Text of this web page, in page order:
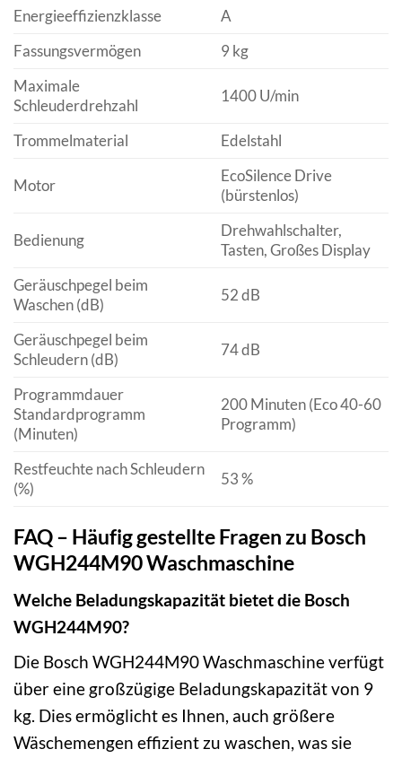
Energieeffizienzklasse
A
Fassungsvermögen
9 kg
Maximale
Schleuderdrehzahl
1400 U/min
Trommelmaterial Edelstahl
Motor
EcoSilence Drive
(bürstenlos)
Bedienung
Drehwahlschalter,
Tasten, Großes Display
Geräuschpegel beim
Waschen (dB)
52 dB
Geräuschpegel beim
Schleudern (dB)
74 dB
Programmdauer
Standardprogramm
(Minuten)
200 Minuten (Eco 40-60
Programm)
Restfeuchte nach Schleudern
(%)
53 %
FAQ – Häufig gestellte Fragen zu Bosch
WGH244M90 Waschmaschine
Welche Beladungskapazität bietet die Bosch
WGH244M90?
Die Bosch WGH244M90 Waschmaschine verfügt
über eine großzügige Beladungskapazität von 9
kg. Dies ermöglicht es Ihnen, auch größere
Wäschemengen effizient zu waschen, was sie